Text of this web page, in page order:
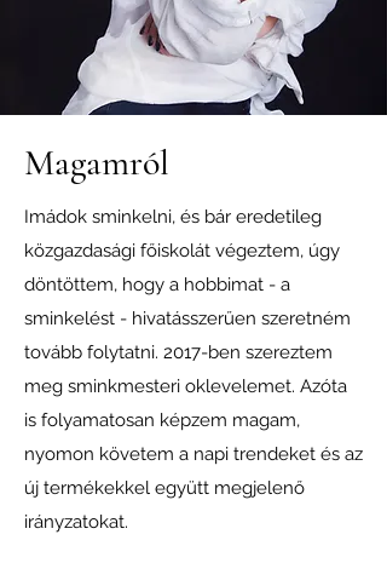
Magamról
Imádok sminkelni, és bár eredetileg
közgazdasági főiskolát végeztem, úgy
döntöttem, hogy a hobbimat - a
sminkelést - hivatásszerűen szeretném
tovább folytatni. 2017-ben szereztem
meg sminkmesteri oklevelemet. Azóta
is folyamatosan képzem magam,
nyomon követem a napi trendeket és az
új termékekkel együtt megjelenő
irányzatokat.